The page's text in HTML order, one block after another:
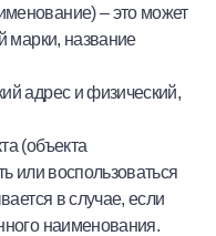
–это может
марки, название
адрес и физический,
(объекта
или воспользоваться
в случае, если
наименования.